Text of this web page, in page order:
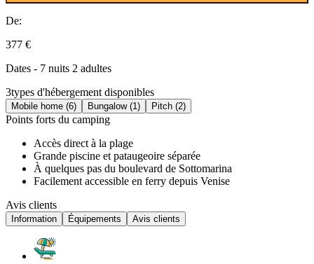
De:
377 €
Dates - 7 nuits 2 adultes
3types d'hébergement disponibles
Mobile home (6) Bungalow (1) Pitch (2)
Points forts du camping
Accès direct à la plage
Grande piscine et pataugeoire séparée
À quelques pas du boulevard de Sottomarina
Facilement accessible en ferry depuis Venise
Avis clients
Information Équipements Avis clients